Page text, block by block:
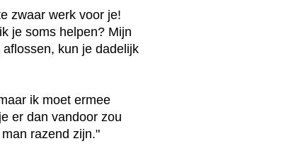
zwaar werk voor je!
je soms helpen? Mijn
kun je dadelijk
ik moet ermee
er dan vandoor zou
razend zijn."